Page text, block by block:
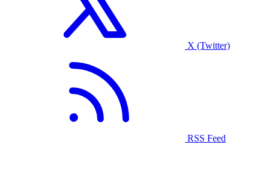
X (Twitter)
RSS Feed